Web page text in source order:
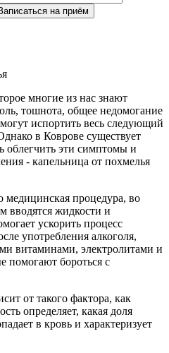
на приём
многие из нас знают
тошнота, общее недомогание
испортить весь следующий
в Коврове существует
облегчить эти симптомы и
- капельница от похмелья
медицинская процедура, во
вводятся жидкости и
ускорить процесс
употребления алкоголя,
витаминами, электролитами и
помогают бороться с
от такого фактора, как
определяет, какая доля
в кровь и характеризует